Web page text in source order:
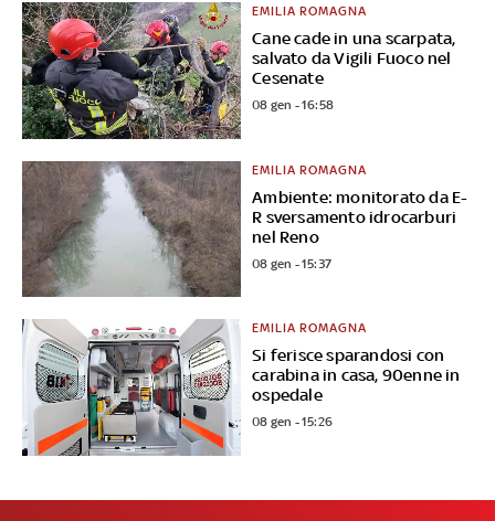
Cane cade in una scarpata,
salvato da Vigili Fuoco nel
Cesenate
EMILIA ROMAGNA
08 gen - 16:58
Ambiente: monitorato da E-
R sversamento idrocarburi
nel Reno
EMILIA ROMAGNA
08 gen - 15:37
Si ferisce sparandosi con
carabina in casa, 90enne in
ospedale
EMILIA ROMAGNA
08 gen - 15:26